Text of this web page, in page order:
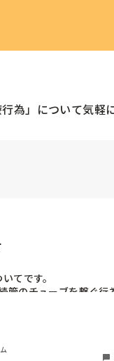
為」について気軽
てです。
管のチューブを繋ぐ行
すが、半固形の対応
リンジを使用し手動で